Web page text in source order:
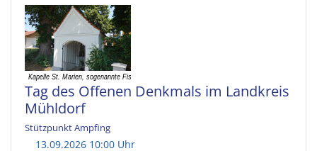
Tag des Offenen Denkmals im Landkreis
Mühldorf
Stützpunkt Ampfing
13.09.2026 10:00 Uhr